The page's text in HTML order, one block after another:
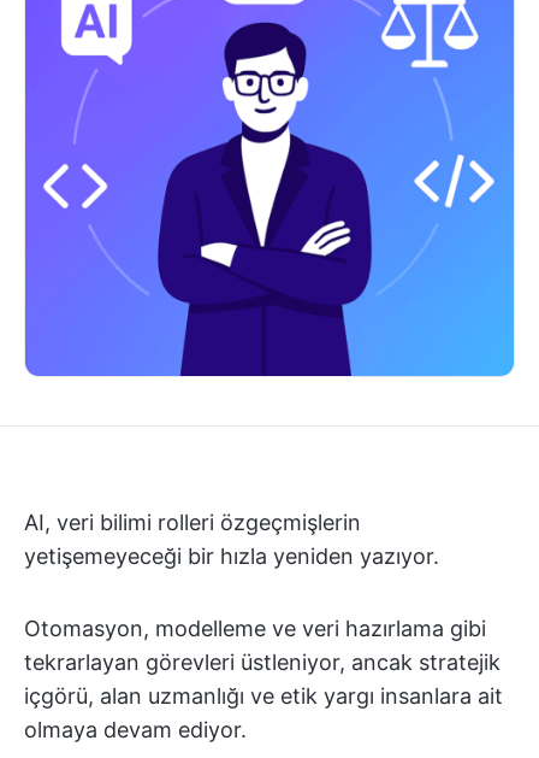
AI, veri bilimi rolleri özgeçmişlerin
yetişemeyeceği bir hızla yeniden yazıyor.
Otomasyon, modelleme ve veri hazırlama gibi
tekrarlayan görevleri üstleniyor, ancak stratejik
içgörü, alan uzmanlığı ve etik yargı insanlara ait
olmaya devam ediyor.